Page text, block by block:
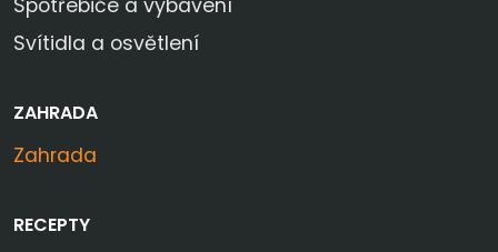
Svítidla a osvětlení
ZAHRADA
Zahrada
RECEPTY